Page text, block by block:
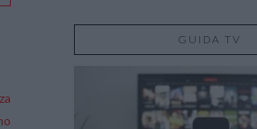
GUIDA TV